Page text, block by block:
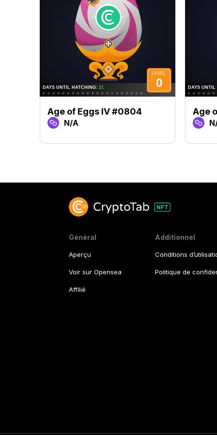
Age of Eggs IV #0804
N/A
Age
Général
Aperçu
Voir sur Opensea
Affilié
Additionnel
Conditions
Politique de